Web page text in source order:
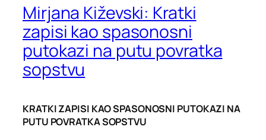
Mirjana Kiževski: Kratki
zapisi kao spasonosni
putokazi na putu povratka
sopstvu
KRATKI ZAPISI KAO SPASONOSNI PUTOKAZI NA
PUTU POVRATKA SOPSTVU